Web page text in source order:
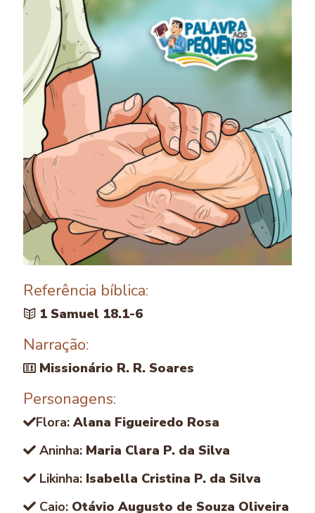
Referência bíblica:
1 Samuel 18.1-6
Narração:
Missionário R. R. Soares
Personagens:
Flora:Alana Figueiredo Rosa
Aninha: Maria Clara P. da Silva
Likinha: Isabella Cristina P. da Silva
Caio: Otávio Augusto de Souza Oliveira